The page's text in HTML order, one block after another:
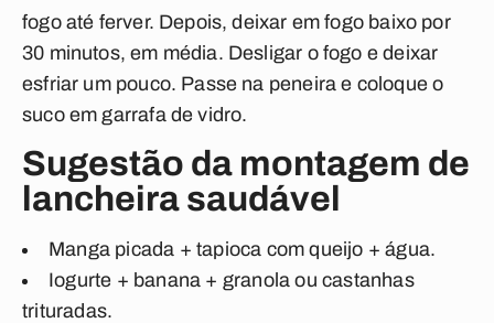
fogo até ferver. Depois, deixar em fogo baixo por
30 minutos, em média. Desligar o fogo e deixar
esfriar um pouco. Passe na peneira e coloque o
suco em garrafa de vidro.
Sugestão da montagem de
lancheira saudável
Manga picada + tapioca com queijo + água.
Iogurte + banana + granola ou castanhas
trituradas.